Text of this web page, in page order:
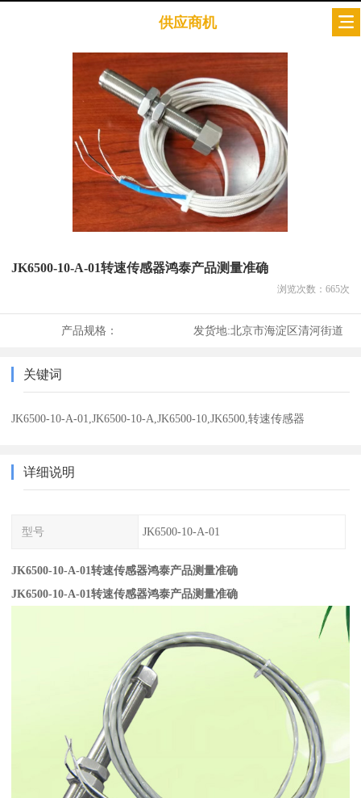
供应商机
JK6500-10-A-01转速传感器鸿泰产品测量准确
浏览次数： 665次
产品规格： 发货地:北京市海淀区清河街道
关键词
JK6500-10-A-01,JK6500-10-A,JK6500-10,JK6500,转速传感器
详细说明
型号 JK6500-10-A-01
JK6500-10-A-01转速传感器鸿泰产品测量准确
JK6500-10-A-01转速传感器鸿泰产品测量准确